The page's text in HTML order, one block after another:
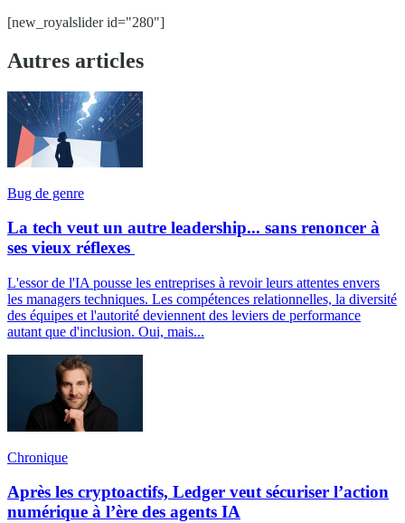
[new_royalslider id="280"]
Autres articles
Bug de genre
La tech veut un autre leadership... sans renoncer à
ses vieux réflexes
L'essor de l'IA pousse les entreprises à revoir leurs attentes envers
les managers techniques. Les compétences relationnelles, la diversité
des équipes et l'autorité deviennent des leviers de performance
autant que d'inclusion. Oui, mais...
Chronique
Après les cryptoactifs, Ledger veut sécuriser l’action
numérique à l’ère des agents IA